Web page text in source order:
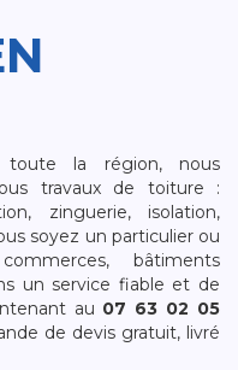
la région, nous
travaux de toiture :
zinguerie, isolation,
soyez un particulier ou
bâtiments
un service fiable et de
au 07 63 02 05
de devis gratuit, livré